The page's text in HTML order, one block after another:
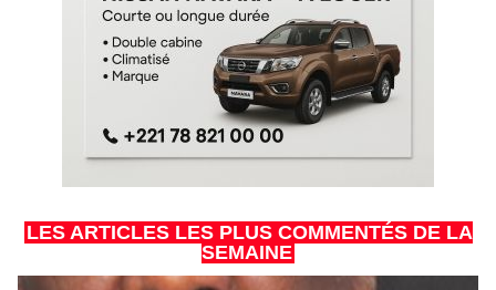
LES ARTICLES LES PLUS COMMENTÉS DE LA
SEMAINE